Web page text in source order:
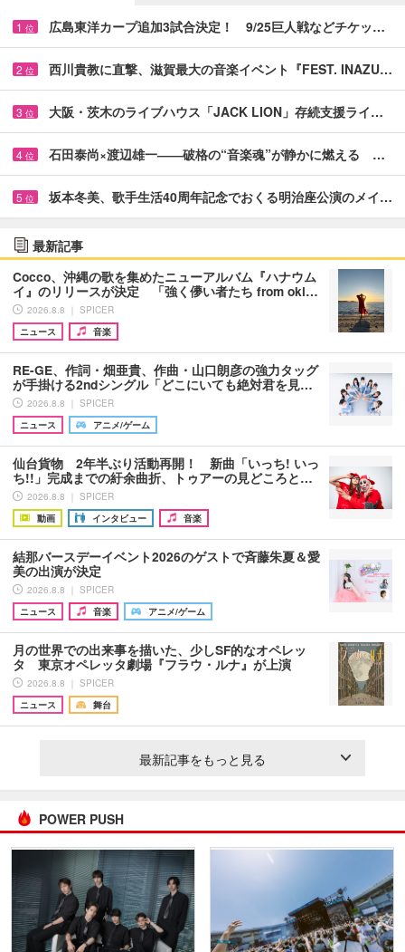
1 位 広島東洋カープ追加3試合決定！ 9/25巨人戦などチケッ…
2 位 西川貴教に直撃、滋賀最大の音楽イベント『FEST. INAZU…
3 位 大阪・茨木のライブハウス「JACK LION」存続支援ライ…
4 位 石田泰尚×渡辺雄一――破格の“音楽魂”が静かに燃える …
5 位 坂本冬美、歌手生活40周年記念でおくる明治座公演のメイ…
最新記事
Cocco、沖縄の歌を集めたニューアルバム『ハナウム
イ』のリリースが決定 「強く儚い者たち from oki…
2026.8.8 ｜ SPICER
ニュース
音楽
RE-GE、作詞・畑亜貴、作曲・山口朗彦の強力タッグ
が手掛ける2ndシングル「どこにいても絶対君を見…
2026.8.8 ｜ SPICER
ニュース
アニメ/ゲーム
仙台貨物 2年半ぶり活動再開！ 新曲「いっち! いっ
ち!!」完成までの紆余曲折、トゥアーの見どころと…
2026.8.8 ｜ SPICER
動画
インタビュー 音楽
結那バースデーイベント2026のゲストで斉藤朱夏＆愛
美の出演が決定
2026.8.8 ｜ SPICER
ニュース
音楽 アニメ/ゲーム
月の世界での出来事を描いた、少しSF的なオペレッ
タ 東京オペレッタ劇場『フラウ・ルナ』が上演
2026.8.8 ｜ SPICER
ニュース
舞台
最新記事をもっと見る
POWER PUSH